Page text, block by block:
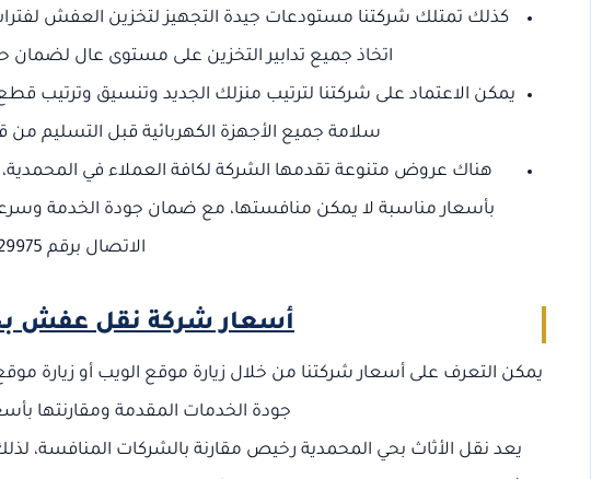
كذلك تمتلك شركتنا مستودعات جيدة التجهيز لتخزين العفش
اتخاذ جميع تدابير التخزين على مستوى عال لضمان
يمكن الاعتماد على شركتنا لترتيب منزلك الجديد وتنسيق وترتيب
سلامة جميع الأجهزة الكهربائية قبل التسليم
هناك عروض متنوعة تقدمها الشركة لكافة العملاء في
بأسعار مناسبة لا يمكن منافستها، مع ضمان جودة الخدمة
الاتصال برقم 0568829975.
أسعار شركة نقل عفش
يمكن التعرف على أسعار شركتنا من خلال زيارة موقع الويب أو
جودة الخدمات المقدمة ومقارنتها
يعد نقل الأثاث بحي المحمدية رخيص مقارنة بالشركات المنافسة،